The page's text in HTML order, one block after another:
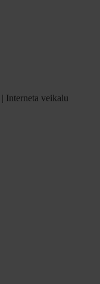
| Interneta veikalu